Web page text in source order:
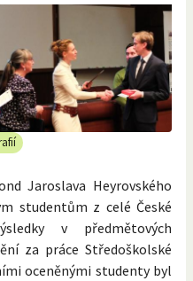
Jaroslava Heyrovského
studentům z celé České
v předmětových
za práce Středoškolské
oceněnými studenty byl